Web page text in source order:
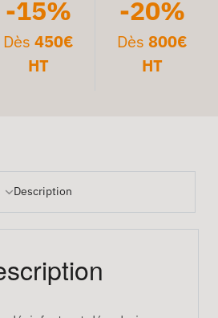
-15%
Dès 450€
HT
-20%
Dès 800€
HT
Description